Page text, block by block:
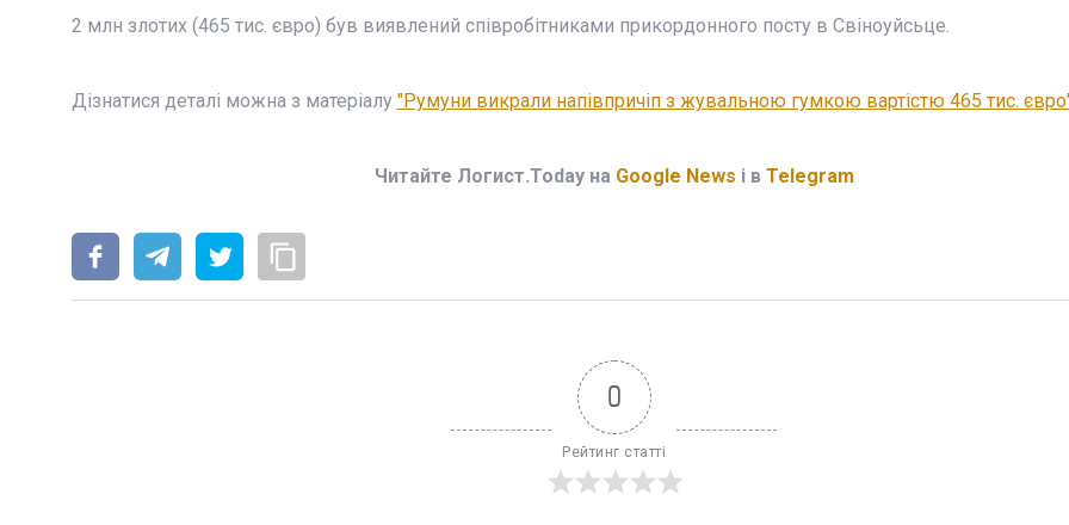
2 млн злотих (465 тис. євро) був виявлений співробітниками прикордонного посту в Свіноуйсьце.
Дізнатися деталі можна з матеріалу "Румуни викрали напівпричіп з жувальною гумкою вартістю 465 тис.
Читайте Логист.Today на Google News і в Telegram
0
Рейтинг статті